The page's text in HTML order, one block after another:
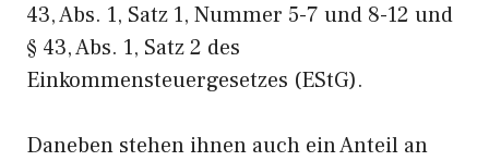
43, Abs. 1, Satz 1, Nummer 5-7 und 8-12 und
§ 43, Abs. 1, Satz 2 des
Einkommensteuergesetzes (EStG).
Daneben stehen ihnen auch ein Anteil an